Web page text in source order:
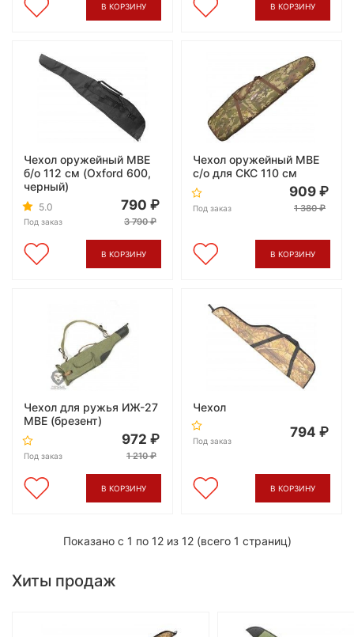
В КОРЗИНУ В КОРЗИНУ
Чехол оружейный МВЕ
б/о 112 см (Oxford 600,
черный)
5.0
Под заказ
790
3 790
В КОРЗИНУ
Чехол оружейный МВЕ
c/о для СКС 110 см
Под заказ
909
1 380
В КОРЗИНУ
Чехол для ружья ИЖ-27
МВЕ (брезент)
Под заказ
972
1 210
В КОРЗИНУ
Чехол
Под заказ
794
В КОРЗИНУ
Показано с 1 по 12 из 12 (всего 1 страниц)
Хиты продаж